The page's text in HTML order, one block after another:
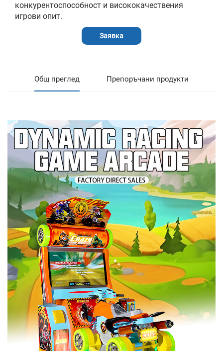
конкурентоспособност и висококачествения
игрови опит.
Заявка
Общ преглед Препоръчани продукти